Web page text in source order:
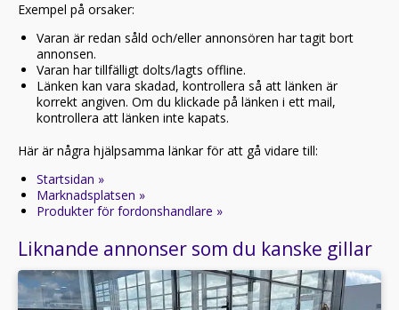
Exempel på orsaker:
Varan är redan såld och/eller annonsören har tagit bort
annonsen.
Varan har tillfälligt dolts/lagts offline.
Länken kan vara skadad, kontrollera så att länken är
korrekt angiven. Om du klickade på länken i ett mail,
kontrollera att länken inte kapats.
Här är några hjälpsamma länkar för att gå vidare till:
Startsidan »
Marknadsplatsen »
Produkter för fordonshandlare »
Liknande annonser som du kanske gillar